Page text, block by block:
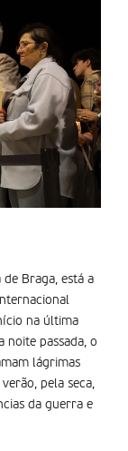
Braga, está a
na última
noite passada, o
lágrimas
pela seca,
da guerra e